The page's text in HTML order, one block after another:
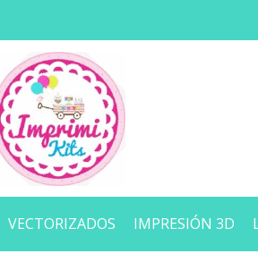
VECTORIZADOS IMPRESIÓN 3D